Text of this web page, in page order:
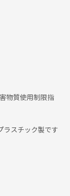
物質使用制限指
ラスチック製です